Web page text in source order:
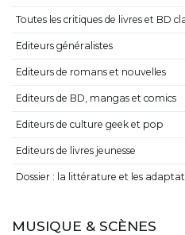
Toutes les critiques de livres et BD
Editeurs généralistes
Editeurs de romans et nouvelles
Editeurs de BD, mangas et comics
Editeurs de culture geek et pop
Editeurs de livres jeunesse
Dossier : la littérature et les
MUSIQUE & SCÈNES